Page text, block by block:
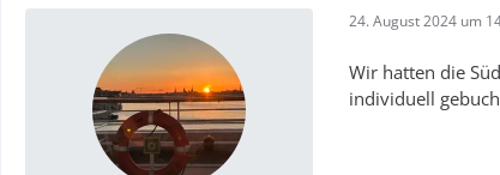
24. August 2024 um
Wir hatten die
individuell